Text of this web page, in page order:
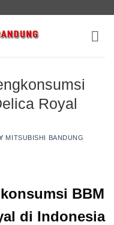
Royal
MITSUBISHI BANDUNG
BBM
di Indonesia